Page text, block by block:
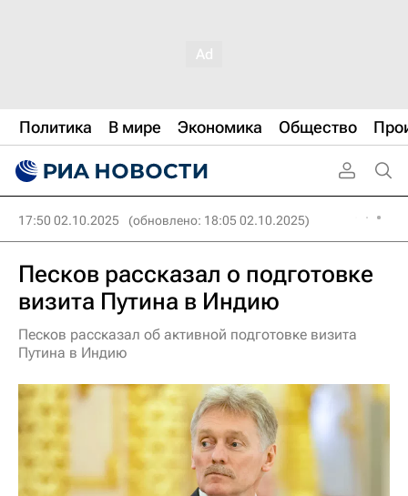
Политика В мире Экономика Общество
17:50 02.10.2025 (обновлено: 18:05 02.10.2025)
Песков рассказал о подготовке
визита Путина в Индию
Песков рассказал об активной подготовке визита
Путина в Индию